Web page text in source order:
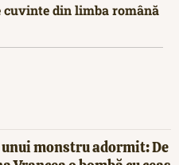
cuvinte din limba română
monstru adormit: De